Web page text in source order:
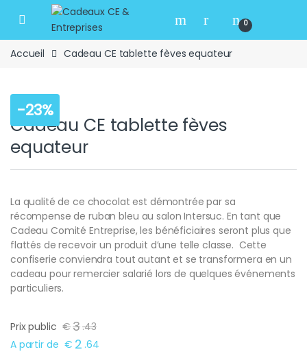
Skip to navigation
Skip to content
Open 0
Accueil Cadeau CE tablette fèves equateur
-23%
Cadeau CE tablette fèves
equateur
La qualité de ce chocolat est démontrée par sa
récompense de ruban bleu au salon Intersuc. En tant que
Cadeau Comité Entreprise, les bénéficiaires seront plus que
flattés de recevoir un produit d’une telle classe. Cette
confiserie conviendra tout autant et se transformera en un
cadeau pour remercier salarié lors de quelques événements
particuliers.
Prix public €3.43
A partir de € 2 .64